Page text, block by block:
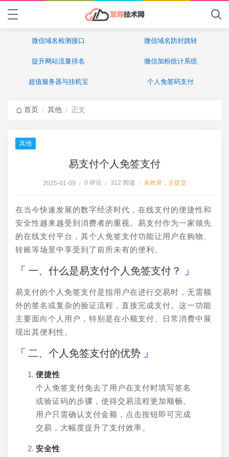
微信域名检测接口 微信域名防封跳转
提升网站流量排名 微信加粉统计系统
超值服务器与挂机宝 个人免签码支付
首页 / 其他 / 正文
其他
易支付个人免签支付
2025-01-09 / 0 评论 / 312 阅读 / 未收录，去提交
在当今快速发展的数字经济时代，在线支付的便捷性和
安全性越来越受到消费者的重视。易支付作为一家领先
的在线支付平台，其个人免签支付功能让用户在购物、
转账等场景中享受到了前所未有的便利。
一、什么是易支付个人免签支付？
易支付的个人免签支付是指用户在进行交易时，无需额
外的签名或复杂的验证流程，直接完成支付。这一功能
主要面向个人用户，特别是在小额支付、日常消费中展
现出其便利性。
二、个人免签支付的优势
便捷性
个人免签支付免去了用户在支付时填写签名
或验证码的步骤，使得交易流程更加顺畅。
用户只需确认支付金额，点击按钮即可完成
交易，大幅度提升了支付效率。
安全性